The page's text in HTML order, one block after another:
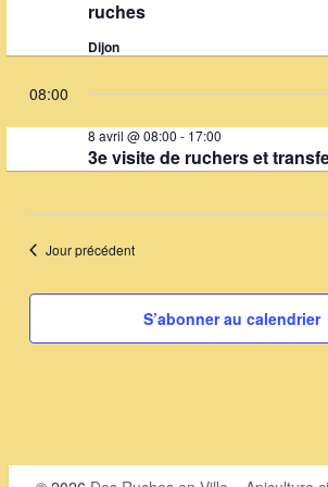
n
t
s
f
o
r
8
a
ruches
Dijon
08:00
3e visite de ruchers et
8 avril @ 08:00 - 17:00
Jour précédent
S’abonner au calendrier